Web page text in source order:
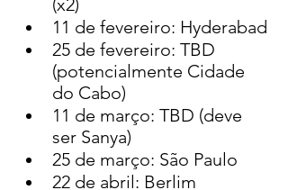
(x2)
11 de fevereiro: Hyderabad
25 de fevereiro: TBD
(potencialmente Cidade
do Cabo)
11 de março: TBD (deve
ser Sanya)
25 de março: São Paulo
22 de abril: Berlim